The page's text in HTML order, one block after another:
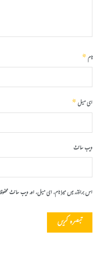
نام*
ای میل*
ویب‌ سائٹ
اس براؤزر میں میرا نام، ای میل، اور ویب سائٹ